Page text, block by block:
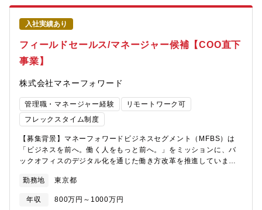
件に対する、提案営業の実施（グローバル企業の日本法人／海外
本社へ営業をすることもあります。）⑤特定の海外販売会社に対
する、代理店営業（特に欧州エリアのビジネス拡大における、重
要パートナーとの提携営業を強化しています！）【組織構成】
グローバル営業部 18名※外国籍社員も活躍中★【やりがい・魅
力】★複数の海外現地法人との関わりを通じて、色々な国のビジ
内では経験出来ないような、スケールの大きな仕事に関わり、世
界中の人と一緒に仕事をする喜びを感じる事が出来ます。★研修
期間終了後は2ヶ月に1回程度アメリカ拠点などにご出張をいただ
く想定です！【求める人物像】・チームワーク・コミュニケーシ
ョン力に優れる方・協調性があり、聞き上手で共感力のある方
【組織構成】 グローバル営業部 18名（男女比 11：7）20代：2
名／30代：5名／40代：5名／50代以上：6名 【出張】2
ヶ月に1回／1週間程度（各個人による）【教育研修体制】トレー
解を深めていただきます。その後は先輩社員の営業活動に同行し
ながら営業ノウハウを学び、入社から半年後を目安に担当を持っ
入社実績あり
フィールドセールス/マネージャー候補【COO直下
事業】
株式会社マネーフォワード
管理職・マネージャー経験
リモートワーク可
フレックスタイム制度
【募集背景】マネーフォワードビジネスセグメント（MFBS）は
「ビジネスを前へ。働く人をもっと前へ。」をミッションに、バ
ックオフィスのデジタル化を通じた働き方改革を推進していま
ウド契約」を展開し、市場拡大とともに事業は第二成長フェーズ
に入っています。このフェーズでは、「売る営業」から「事業と
して勝ち続ける営業の仕組みを作る」ことが求められています。
勤務地 東京都
年収 800万円～1000万円